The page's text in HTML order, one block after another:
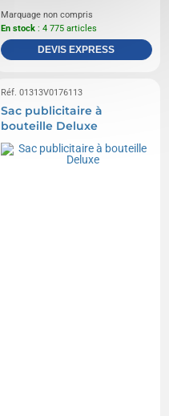
Marquage non compris
En stock : 4 775 articles
DEVIS EXPRESS
Réf. 01313V0176113
Sac publicitaire à
bouteille Deluxe